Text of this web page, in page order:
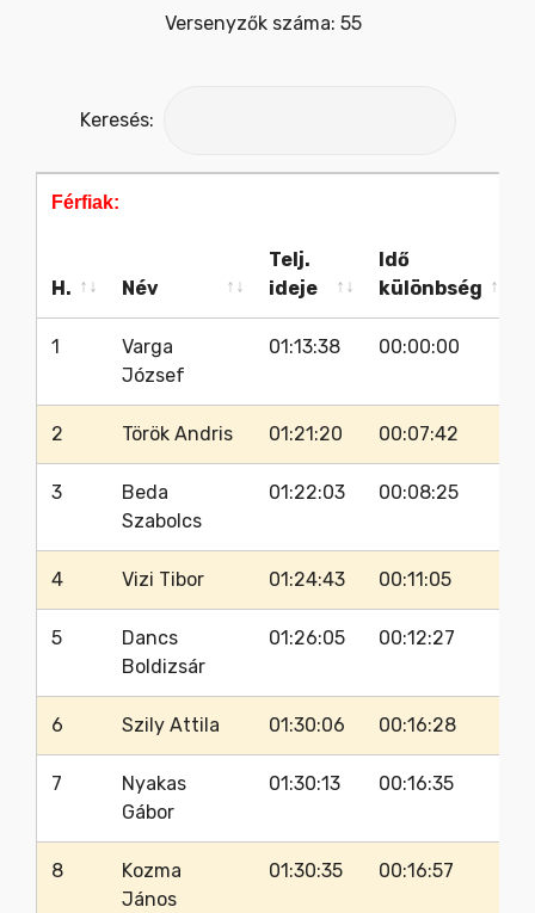
Versenyzők száma: 55
Keresés:
Férfiak:
H. Név
Telj.
ideje
Idő
különbség
ideje
különbség
1
Varga
József
01:13:38 00:00:00
2 Török Andris 01:21:20 00:07:42
3
Beda
Szabolcs
01:22:03 00:08:25
4 Vizi Tibor 01:24:43 00:11:05
5
Dancs
Boldizsár
01:26:05 00:12:27
6 Szily Attila 01:30:06 00:16:28
7
Nyakas
Gábor
01:30:13 00:16:35
8
Kozma
János
01:30:35 00:16:57